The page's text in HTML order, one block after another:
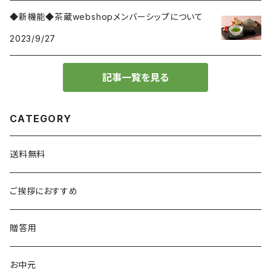
◆新機能◆茶蔵webshopメンバーシップについて
2023/9/27
記事一覧を見る
CATEGORY
送料無料
ご挨拶におすすめ
贈答用
お中元